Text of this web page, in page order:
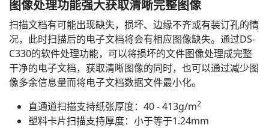
图像处理功能强大获取清晰完整图像
扫描文档有可能出现缺失，损坏、边缘不齐或有装订孔的情
况，此时扫描后的电子文档将会有相应图像缺失。通过DS-
C330的软件处理功能，可以将损坏的文件图像处理成完整
干净的电子文档，获取清晰图像的同时，也可以通过减少图
像多余信息量而将电子文档数据文件最小化。
直通道扫描支持纸张厚度：40 - 413g/m2
塑料卡片扫描支持厚度：小于等于1.24mm